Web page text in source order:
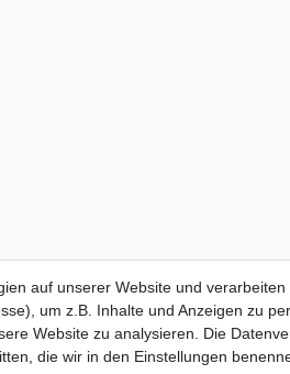
auf unserer Website und
um z.B. Inhalte und Anzeigen zu
Website zu analysieren. Die
die wir in den Einstellungen